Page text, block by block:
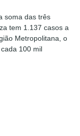
soma das três
tem 1.137 casos a
Metropolitana, o
100 mil